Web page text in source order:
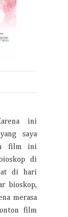
ini
saya
film ini
di
di hari
bioskop,
merasa
film